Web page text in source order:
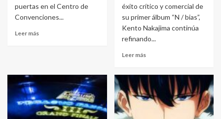
puertas en el Centro de
Convenciones...
Leer más
éxito crítico y comercial de
su primer álbum “N / bias”,
Kento Nakajima continúa
refinando...
Leer más